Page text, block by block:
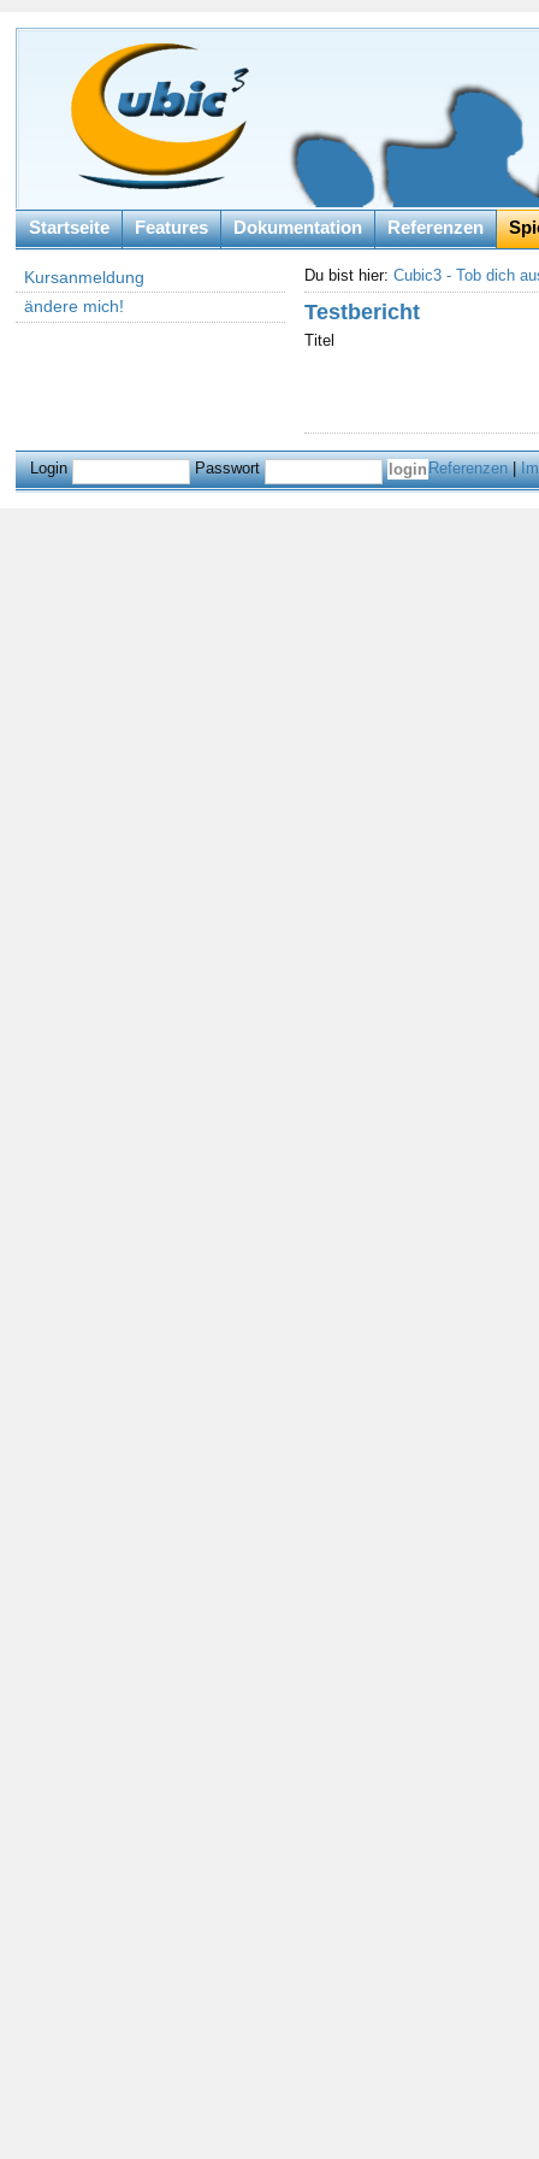
Startseite Features Dokumentation Referenzen
Kursanmeldung
ändere mich!
Du bist hier: Cubic3 - Tob dich
Testbericht
Titel
Login Passwort Referenzen|